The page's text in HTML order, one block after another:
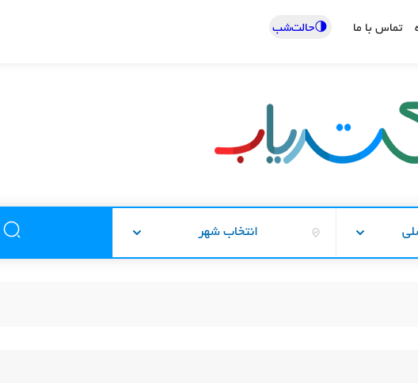
تماس با ما 🌗حالت‌شب
انتخاب شهر